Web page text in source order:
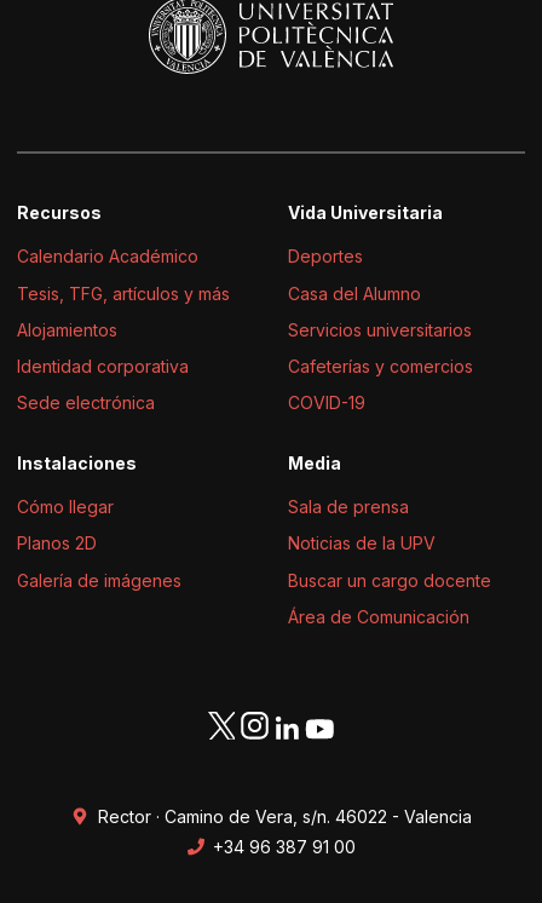
Recursos
Calendario Académico
Tesis, TFG, artículos y más
Alojamientos
Identidad corporativa
Sede electrónica
Vida Universitaria
Deportes
Casa del Alumno
Servicios universitarios
Cafeterías y comercios
COVID-19
Instalaciones
Cómo llegar
Planos 2D
Galería de imágenes
Media
Sala de prensa
Noticias de la UPV
Buscar un cargo docente
Área de Comunicación
Rector · Camino de Vera, s/n. 46022 - Valencia
+34 96 387 91 00